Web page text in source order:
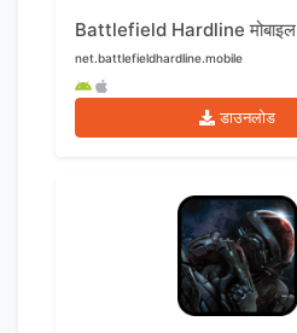
Battlefield Hardline मोबाइल
net.battlefieldhardline.mobile
डाउनलोड